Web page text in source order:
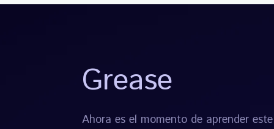
Grease
Ahora es el momento de aprender este